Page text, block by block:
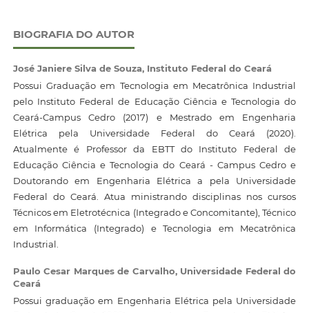
BIOGRAFIA DO AUTOR
José Janiere Silva de Souza, Instituto Federal do Ceará
Possui Graduação em Tecnologia em Mecatrônica Industrial
pelo Instituto Federal de Educação Ciência e Tecnologia do
Ceará-Campus Cedro (2017) e Mestrado em Engenharia
Elétrica pela Universidade Federal do Ceará (2020).
Atualmente é Professor da EBTT do Instituto Federal de
Educação Ciência e Tecnologia do Ceará - Campus Cedro e
Doutorando em Engenharia Elétrica a pela Universidade
Federal do Ceará. Atua ministrando disciplinas nos cursos
Técnicos em Eletrotécnica (Integrado e Concomitante), Técnico
em Informática (Integrado) e Tecnologia em Mecatrônica
Industrial.
Paulo Cesar Marques de Carvalho, Universidade Federal do
Ceará
Possui graduação em Engenharia Elétrica pela Universidade